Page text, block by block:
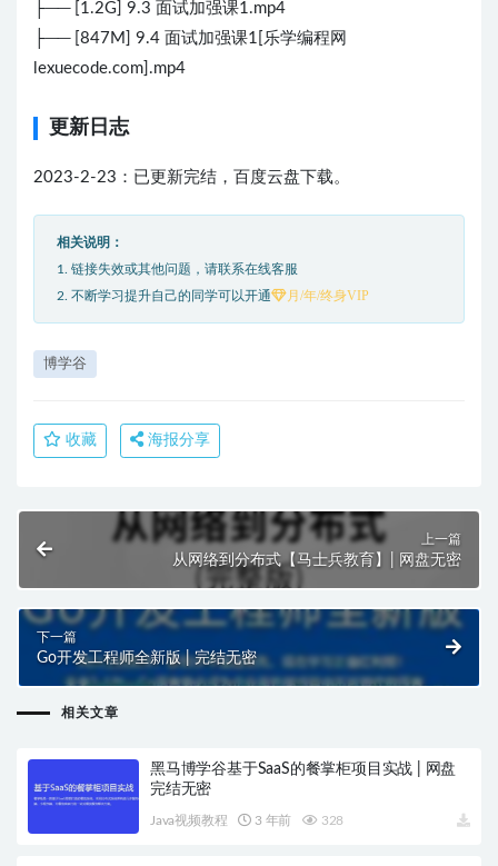
├── [1.2G] 9.3 面试加强课1.mp4
├── [847M] 9.4 面试加强课1[乐学编程网
lexuecode.com].mp4
更新日志
2023-2-23：已更新完结，百度云盘下载。
相关说明：
1. 链接失效或其他问题，请联系在线客服
2. 不断学习提升自己的同学可以开通
月/年/终身VIP
博学谷
收藏 海报分享
上一篇
从网络到分布式【马士兵教育】| 网盘无密
下一篇
Go开发工程师全新版 | 完结无密
相关文章
黑马博学谷基于SaaS的餐掌柜项目实战 | 网盘
完结无密
Java视频教程 3 年前 328